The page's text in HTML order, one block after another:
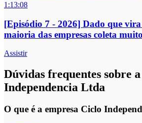
1:13:08
[Episódio 7 - 2026] Dado que
maioria das empresas coleta
Assistir
Dúvidas frequentes sobre
Independencia Ltda
O que é a empresa Ciclo